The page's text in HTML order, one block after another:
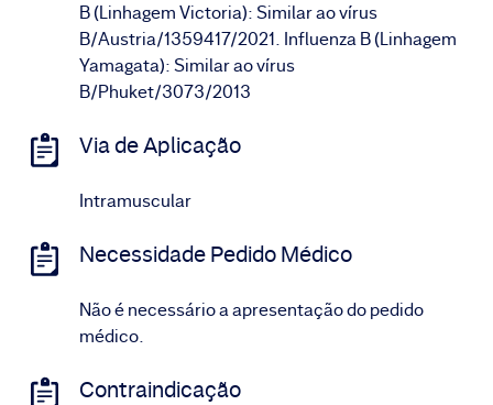
B (Linhagem Victoria): Similar ao vírus
B/Austria/1359417/2021. Influenza B (Linhagem
Yamagata): Similar ao vírus
B/Phuket/3073/2013
Via de Aplicação
Intramuscular
Necessidade Pedido Médico
Não é necessário a apresentação do pedido
médico.
Contraindicação